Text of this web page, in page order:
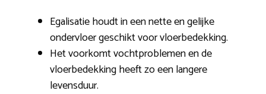
Egalisatie houdt in een nette en gelijke
ondervloer geschikt voor vloerbedekking.
Het voorkomt vochtproblemen en de
vloerbedekking heeft zo een langere
levensduur.